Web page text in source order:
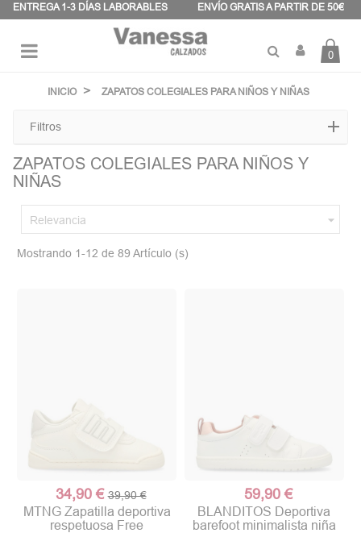
ENTREGA 1-3 DÍAS LABORABLES ENVÍO GRATIS A PARTIR DE 50€
palanca
0
INICIO ZAPATOS COLEGIALES PARA NIÑOS Y NIÑAS
Filtros
ZAPATOS COLEGIALES PARA NIÑOS Y
NIÑAS
Relevancia 
Mostrando 1-12 de 89 Artículo (s)
34,90 € 39,90 €
MTNG Zapatilla deportiva
respetuosa Free
59,90 €
BLANDITOS Deportiva
barefoot minimalista niña
Panel de gestión de cookies